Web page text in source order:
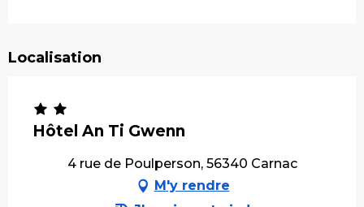
Localisation
Hôtel An Ti Gwenn
4 rue de Poulperson, 56340 Carnac
M'y rendre